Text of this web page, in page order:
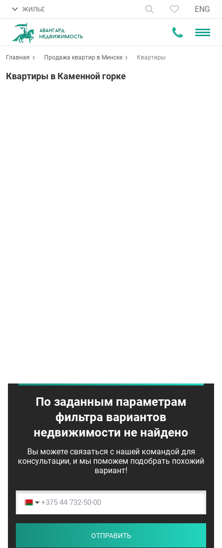
ЖИЛЬЕ ENG
Главная Продажа квартир в Минске Квартиры
Квартиры в Каменной горке
По заданным параметрам
фильтра вариантов
недвижимости не найдено
Вы можете связаться с нашей командой для
консультации, и мы поможем подобрать похожий
вариант!
ОТПРАВИТЬ